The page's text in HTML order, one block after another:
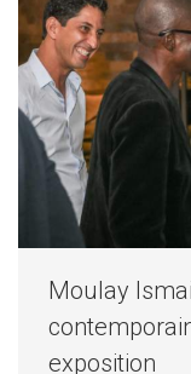
Moulay
exposition